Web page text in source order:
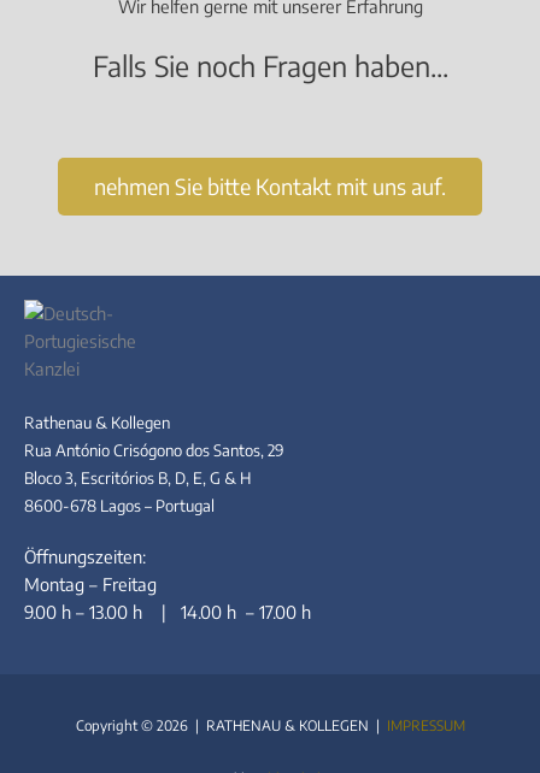
Wir helfen gerne mit unserer Erfahrung
Falls Sie noch Fragen haben...
nehmen Sie bitte Kontakt mit uns auf.
Rathenau & Kollegen
Rua António Crisógono dos Santos, 29
Bloco 3, Escritórios B, D, E, G & H
8600-678 Lagos – Portugal
Öffnungszeiten:
Montag – Freitag
9.00 h – 13.00 h | 14.00 h – 17.00 h
Copyright © 2026 | RATHENAU & KOLLEGEN | IMPRESSUM